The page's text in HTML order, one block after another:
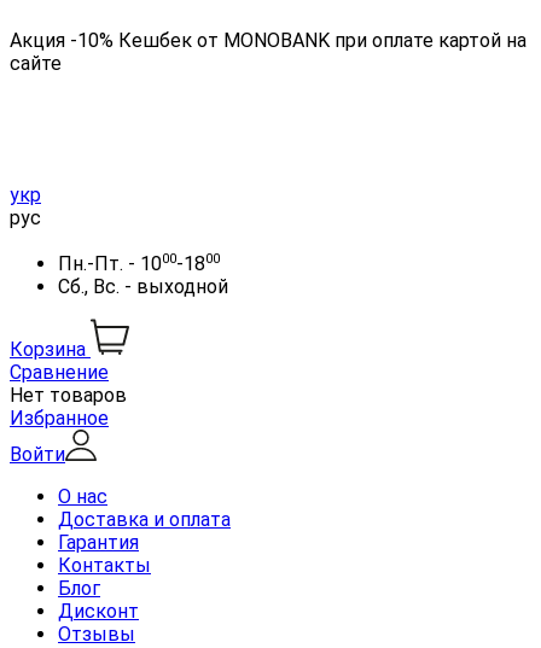
Акция -10% Кешбек от MONOBANK при оплате картой на
сайте
укр
рус
Пн.-Пт. - 1000-1800
Сб., Вс. - выходной
Корзина
Сравнение
Нет товаров
Избранное
Войти
О нас
Доставка и оплата
Гарантия
Контакты
Блог
Дисконт
Отзывы